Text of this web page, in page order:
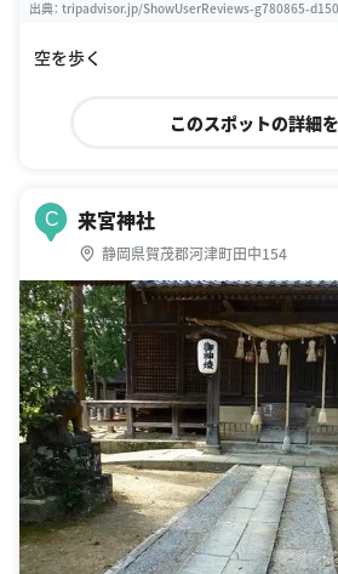
出典： tripadvisor.jp/ShowUserReviews-g780865-
空を歩く
このスポットの詳細
C 来宮神社
静岡県賀茂郡河津町田中154